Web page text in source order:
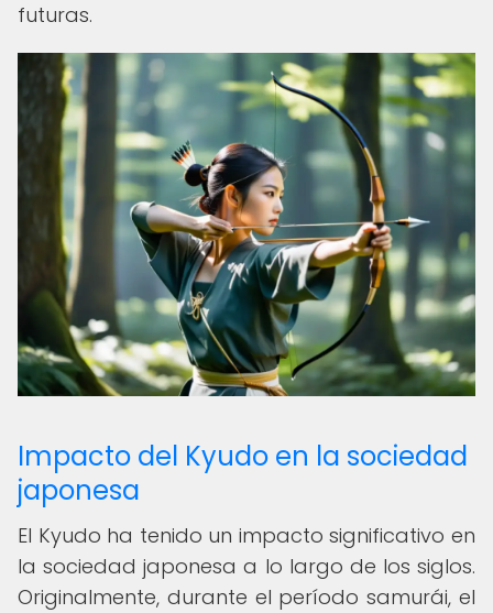
futuras.
Impacto del Kyudo en la sociedad
japonesa
El Kyudo ha tenido un impacto significativo en
la sociedad japonesa a lo largo de los siglos.
Originalmente, durante el período samurái, el